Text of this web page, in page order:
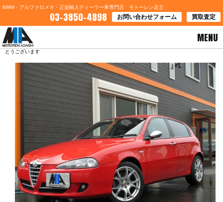
BMW・アルファロメオ・正規輸入ディーラー車専門店 モトーレン足立
03-3850-4898 お問い合わせフォーム 買取査定
MENU
HOME>ブログ一覧
とうございます